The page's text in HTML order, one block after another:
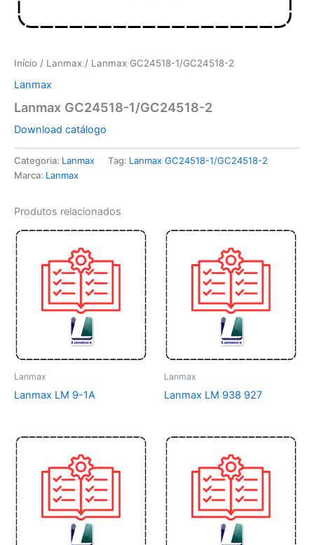
Início / Lanmax / Lanmax GC24518-1/GC24518-2
Lanmax
Lanmax GC24518-1/GC24518-2
Download catálogo
Categoria: Lanmax Tag: Lanmax GC24518-1/GC24518-2
Marca: Lanmax
Produtos relacionados
Lanmax
Lanmax LM 9-1A
Lanmax
Lanmax LM 938 927